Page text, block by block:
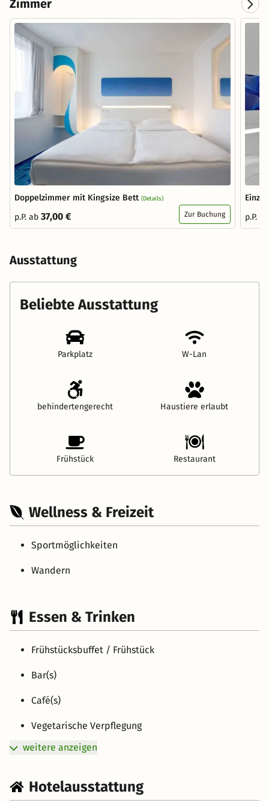
Zimmer
Doppelzimmer mit Kingsize Bett (Details)
p.P. ab 37,00 € Zur Buchung
p.P.
Ausstattung
Beliebte Ausstattung
Parkplatz W-Lan
behindertengerecht Haustiere erlaubt
Frühstück Restaurant
Wellness & Freizeit
Sportmöglichkeiten
Wandern
Essen & Trinken
Frühstücksbuffet / Frühstück
Bar(s)
Café(s)
Vegetarische Verpflegung
weitere anzeigen
Hotelausstattung